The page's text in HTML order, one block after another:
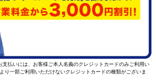
払いには、お客様ご本人名義のクレジットカードのみご利用い
り一部ご利用いただけないクレジットカードの種類がございま